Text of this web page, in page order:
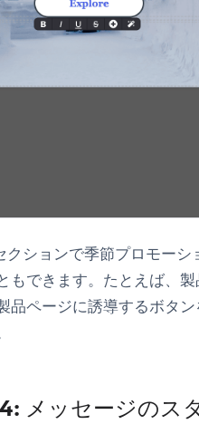
クションで季節プロモー
もできます。たとえば、
品ページに誘導するボタ
メッセージのス